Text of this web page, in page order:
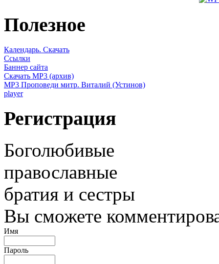
Полезное
Календарь. Скачать
Ссылки
Баннер сайта
Скачать MP3 (архив)
MP3 Проповеди митр. Виталий (Устинов)
player
Регистрация
Боголюбивые
православные
братия и сестры
Вы сможете
Имя
Пароль